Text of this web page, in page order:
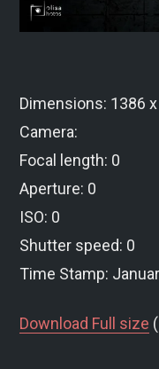
Dimensions: 1386
Camera:
Focal length: 0
Aperture: 0
ISO: 0
Shutter speed: 0
Time Stamp:
Download Full size